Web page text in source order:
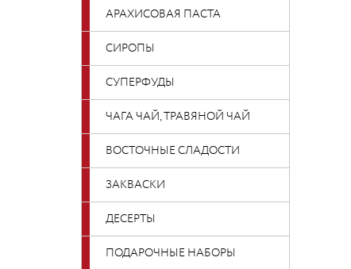
АРАХИСОВАЯ ПАСТА
СИРОПЫ
СУПЕРФУДЫ
ЧАГА ЧАЙ, ТРАВЯНОЙ ЧАЙ
ВОСТОЧНЫЕ СЛАДОСТИ
ЗАКВАСКИ
ДЕСЕРТЫ
ПОДАРОЧНЫЕ НАБОРЫ